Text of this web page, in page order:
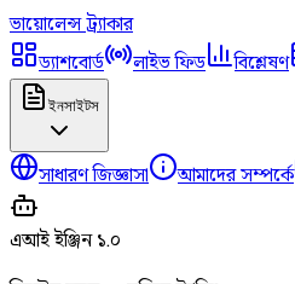
ভায়োলেন্সট্র্যাকার
ড্যাশবোর্ড
লাইভ ফিড বিশ্লেষণ
ইনসাইটস
সাধারণ জিজ্ঞাসা আমাদের সম্পর্কে
এআই ইঞ্জিন ১.০